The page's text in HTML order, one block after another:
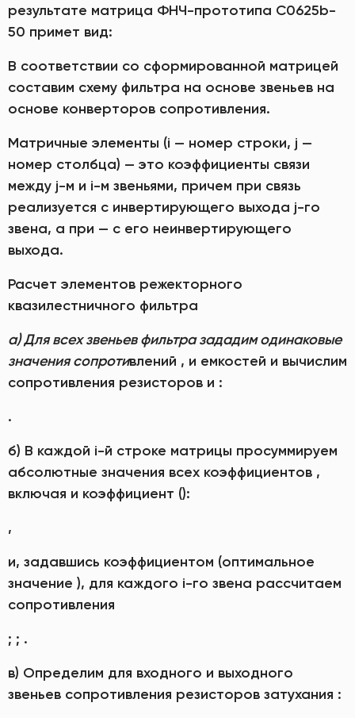
результате матрица ФНЧ-прототипа C0625b-
50 примет вид:
В соответствии со сформированной матрицей
составим схему фильтра на основе звеньев на
основе конверторов сопротивления.
Матричные элементы (i — номер строки, j —
номер столбца) — это коэффициенты связи
между j-м и i-м звеньями, причем при связь
реализуется с инвертирующего выхода j-го
звена, а при — c его неинвертирующего
выхода.
Расчет элементов режекторного
квазилестничного фильтра
а) Для всех звеньев фильтра зададим одинаковые
значения сопротивлений , и емкостей и вычислим
сопротивления резисторов и :
.
б) В каждой i-й строке матрицы просуммируем
абсолютные значения всех коэффициентов ,
включая и коэффициент ():
,
и, задавшись коэффициентом (оптимальное
значение ), для каждого i-го звена рассчитаем
сопротивления
; ; .
в) Определим для входного и выходного
звеньев сопротивления резисторов затухания :